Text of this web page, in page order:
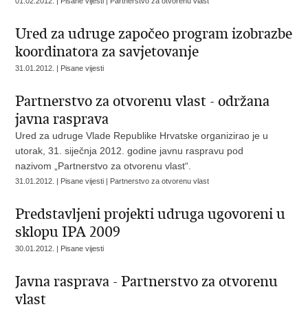
Ured za udruge započeo program izobrazbe
koordinatora za savjetovanje
31.01.2012. | Pisane vijesti
Partnerstvo za otvorenu vlast - održana
javna rasprava
Ured za udruge Vlade Republike Hrvatske organizirao je u
utorak, 31. siječnja 2012. godine javnu raspravu pod
nazivom „Partnerstvo za otvorenu vlast“.
31.01.2012. | Pisane vijesti | Partnerstvo za otvorenu vlast
Predstavljeni projekti udruga ugovoreni u
sklopu IPA 2009
30.01.2012. | Pisane vijesti
Javna rasprava - Partnerstvo za otvorenu
vlast